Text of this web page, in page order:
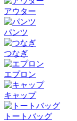
アウター
パンツ
つなぎ
エプロン
キャップ
トートバッグ